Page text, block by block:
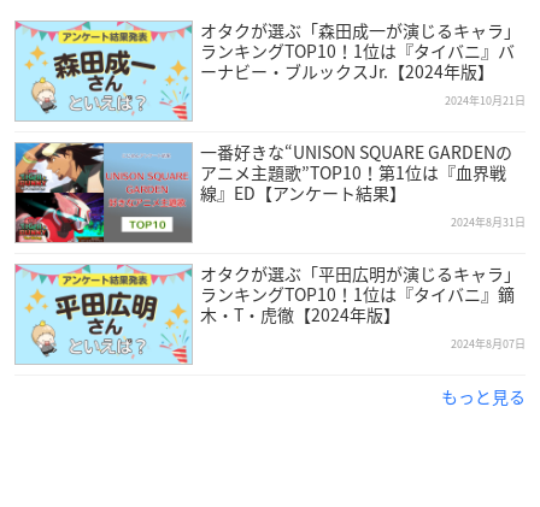
オタクが選ぶ「森田成一が演じるキャラ」
ランキングTOP10！1位は『タイバニ』バ
ーナビー・ブルックスJr.【2024年版】
2024年10月21日
一番好きな“UNISON SQUARE GARDENの
アニメ主題歌”TOP10！第1位は『血界戦
線』ED【アンケート結果】
2024年8月31日
オタクが選ぶ「平田広明が演じるキャラ」
ランキングTOP10！1位は『タイバニ』鏑
木・T・虎徹【2024年版】
2024年8月07日
もっと見る